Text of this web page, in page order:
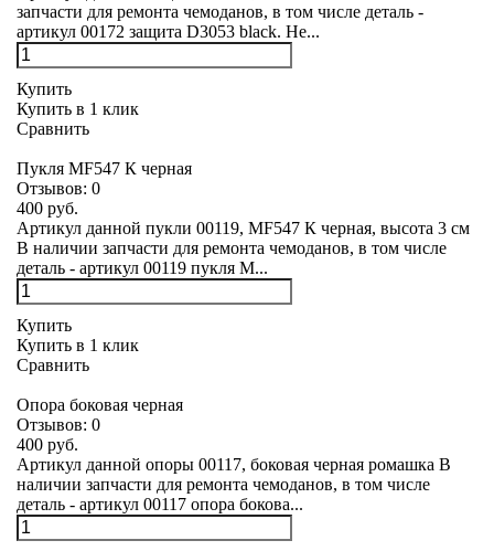
запчасти для ремонта чемоданов, в том числе деталь -
артикул 00172 защита D3053 black. Не...
Купить
Купить в 1 клик
Сравнить
Пукля MF547 К черная
Отзывов: 0
400 руб.
Артикул данной пукли 00119, MF547 К черная, высота 3 см
В наличии запчасти для ремонта чемоданов, в том числе
деталь - артикул 00119 пукля M...
Купить
Купить в 1 клик
Сравнить
Опора боковая черная
Отзывов: 0
400 руб.
Артикул данной опоры 00117, боковая черная ромашка В
наличии запчасти для ремонта чемоданов, в том числе
деталь - артикул 00117 опора бокова...